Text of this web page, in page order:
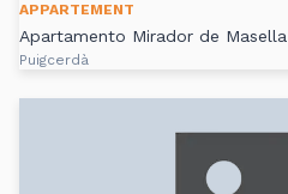
APPARTEMENT
Apartamento Mirador de Masella
Puigcerdà